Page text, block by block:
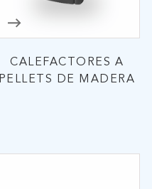
CALEFACTORES A
PELLETS DE MADERA